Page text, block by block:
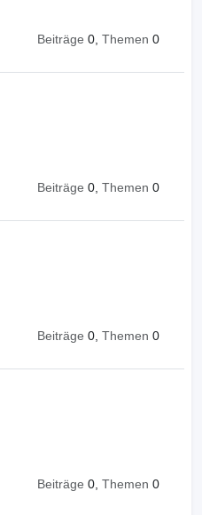
Beiträge 0, Themen 0
Beiträge 0, Themen 0
Beiträge 0, Themen 0
Beiträge 0, Themen 0